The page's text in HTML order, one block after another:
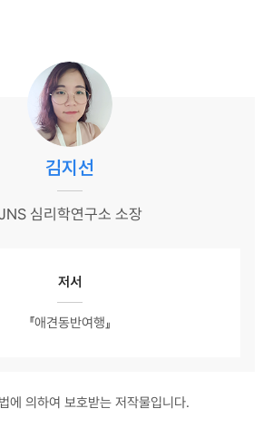
김지선
심리학연구소 소장
저서
『애견동반여행』
에 의하여 보호받는 저작물입니다.